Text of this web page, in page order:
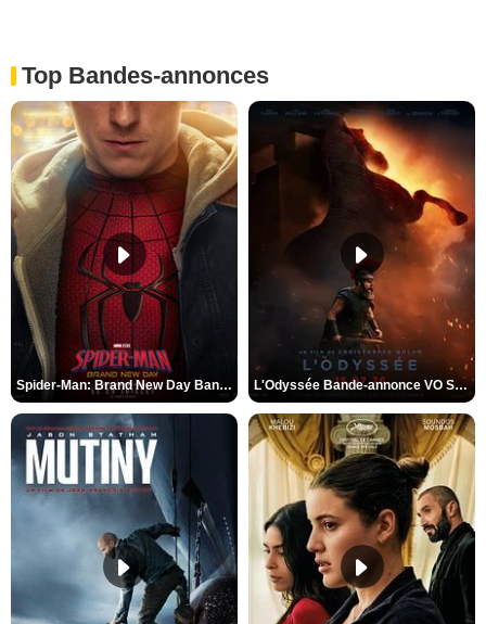
Top Bandes-annonces
Spider-Man: Brand New Day Bande-annonce VO STFR L'Odyssée Bande-annonce VO STFR